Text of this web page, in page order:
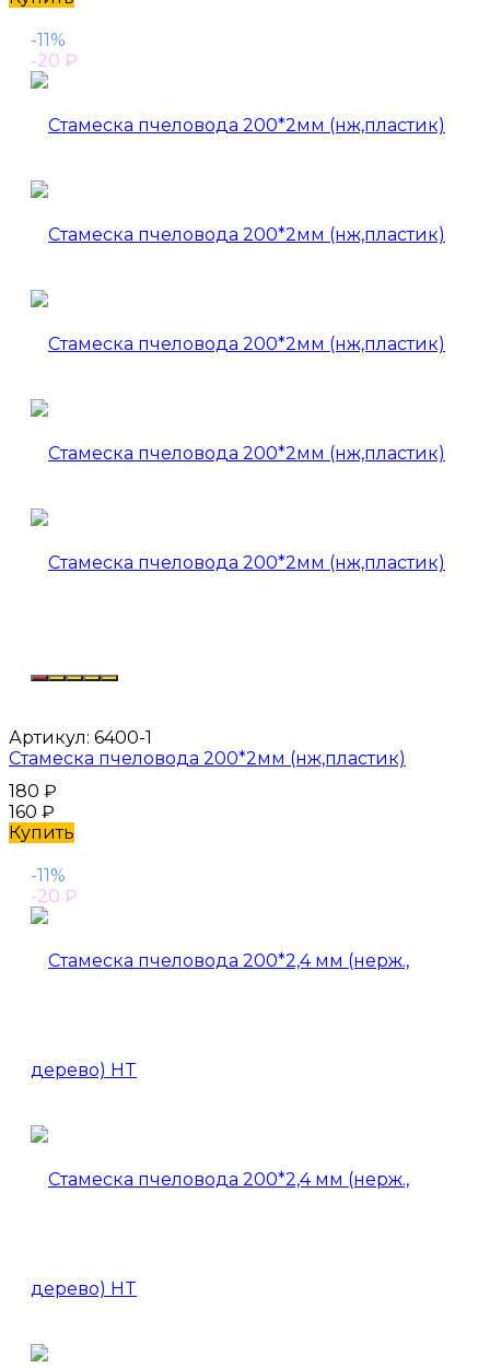
-11%
-20 ₽
Артикул: 6400-1
Стамеска пчеловода 200*2мм (нж,пластик)
180 ₽
160 ₽
Купить
-11%
-20 ₽